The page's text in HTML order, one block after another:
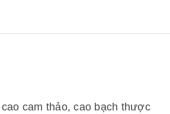
cam thảo, cao bạch thược